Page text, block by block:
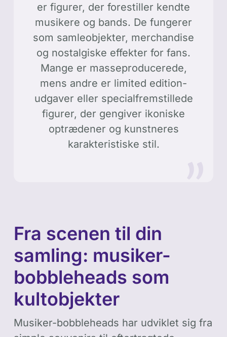
er figurer, der forestiller kendte
musikere og bands. De fungerer
som samleobjekter, merchandise
og nostalgiske effekter for fans.
Mange er masseproducerede,
mens andre er limited edition-
udgaver eller specialfremstillede
figurer, der gengiver ikoniske
optrædener og kunstneres
karakteristiske stil.
Fra scenen til din
samling: musiker-
bobbleheads som
kultobjekter
Musiker-bobbleheads har udviklet sig fra